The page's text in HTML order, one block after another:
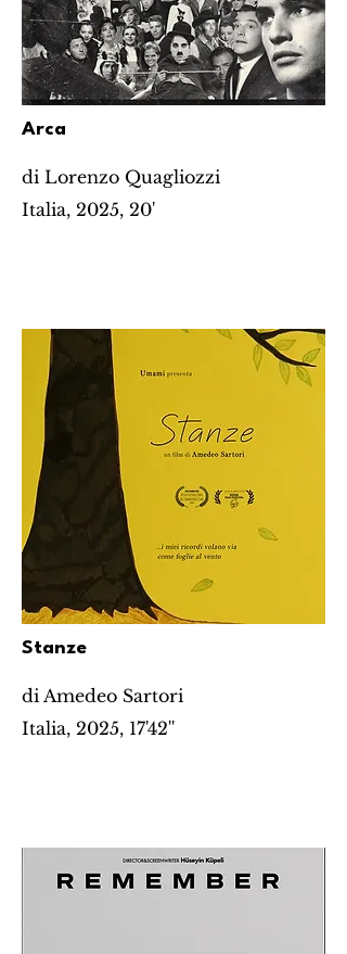
Arca
di Lorenzo Quagliozzi
Italia, 2025, 20'
Stanze
di Amedeo Sartori
Italia, 2025, 17'42''